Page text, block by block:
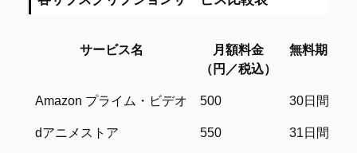
サービス名
月額料金
（円／税込）
無料期間
サービス名
月額料金
無料期間
Amazon プライム・ビデオ 500 30日間
dアニメストア 550 31日間